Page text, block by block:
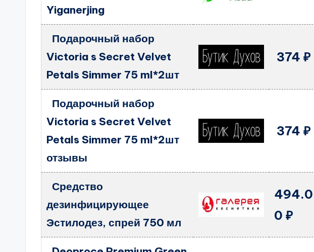
Yiganerjing
Подарочный набор
Victoria s Secret Velvet
Petals Simmer 75 ml*2шт
374 ₽
Подарочный набор
Victoria s Secret Velvet
Petals Simmer 75 ml*2шт
отзывы
374 ₽
Средство
дезинфицирующее
Эстилодез, спрей 750 мл
494.0
0 ₽